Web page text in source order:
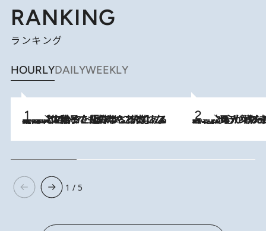
RANKING
ランキング
HOURLYDAILYWEEKLY
2026.8.5
【阿川佐和子さんの年とる力】なぜ70代で始めた趣味は“こんなに楽しい”のか？ ピアノ、俳句…スランプに陥っても続けられる“ある秘訣”とは 2026.8.8
《北欧の人々の幸福度が高いのは…》元デンマーク親善大使が出会った“心が満たされる暮らし”「いいかげんにヒュッゲしなさい！」
1 / 5